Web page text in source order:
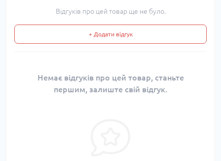
Відгуків про цей товар ще не було.
+ Додати відгук
Немає відгуків про цей товар, станьте
першим, залиште свій відгук.